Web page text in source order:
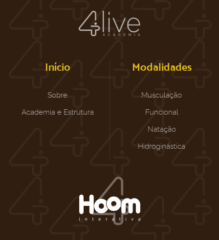
Início
Sobre
Academia e Estrutura
Modalidades
Musculação
Funcional
Natação
Hidroginástica